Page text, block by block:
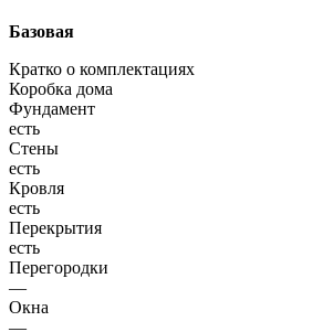
Базовая
Кратко о комплектациях
Коробка дома
Фундамент
есть
Стены
есть
Кровля
есть
Перекрытия
есть
Перегородки
—
Окна
—